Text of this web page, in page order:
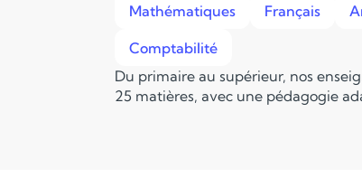
Mathématiques Français
Comptabilité
Du primaire au supérieur, nos
25 matières, avec une pédagogie